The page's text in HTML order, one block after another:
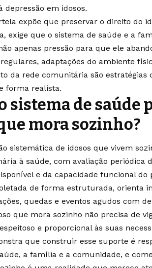
depressão em idosos.
expõe que preservar o direito do
exige que o sistema de saúde e a
apenas pressão para que ele
adaptações do ambiente
da rede comunitária são
forma realista.
sistema de saúde
mora sozinho?
sistemática de idosos que vivem
à saúde, com avaliação periódica
e da capacidade funcional do
de forma estruturada, orienta
quedas e eventos agudos com
que mora sozinho não precisa de
e proporcional às suas
que construir esse suporte é
a família e a comunidade, e